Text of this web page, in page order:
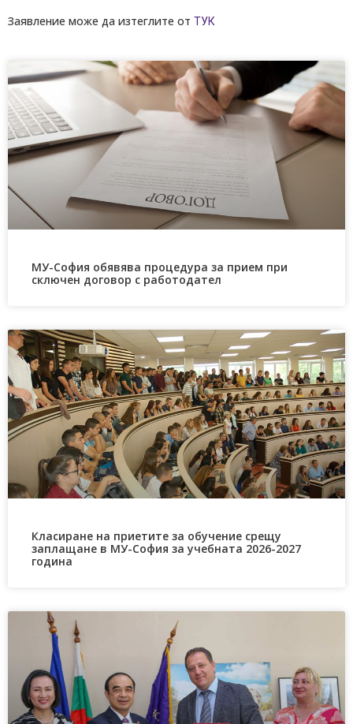
Заявление може да изтеглите от ТУК
МУ-София обявява процедура за прием при
сключен договор с работодател
Класиране на приетите за обучение срещу
заплащане в МУ-София за учебната 2026-2027
година